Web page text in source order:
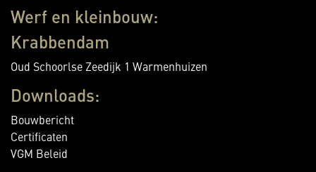
Werf en kleinbouw:
Krabbendam
Oud Schoorlse Zeedijk 1 Warmenhuizen
Downloads:
Bouwbericht
Certificaten
VGM Beleid